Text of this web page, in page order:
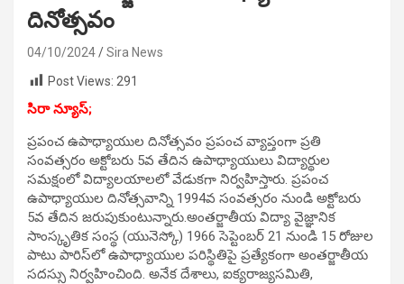
దినోత్సవం
04/10/2024
Sira News
Post Views: 291
సిరా న్యూస్;
ప్రపంచ ఉపాధ్యాయుల దినోత్సవం ప్రపంచ వ్యాప్తంగా ప్రతి
సంవత్సరం అక్టోబరు 5వ తేదిన ఉపాధ్యాయులు విద్యార్థుల
సమక్షంలో విద్యాలయాలలో వేడుకగా నిర్వహిస్తారు. ప్రపంచ
ఉపాధ్యాయుల దినోత్సవాన్ని 1994వ సంవత్సరం నుండి అక్టోబరు
5వ తేదిన జరుపుకుంటున్నారు.అంతర్జాతీయ విద్యా వైజ్ఞానిక
సాంస్కృతిక సంస్థ (యునెస్కో) 1966 సెప్టెంబర్‌ 21 నుండి 15 రోజుల
పాటు పారిస్‌లో ఉపాధ్యాయుల పరిస్థితిపై ప్రత్యేకంగా అంతర్జాతీయ
సదస్సు నిర్వహించింది. అనేక దేశాలు, ఐక్యరాజ్యసమితి,